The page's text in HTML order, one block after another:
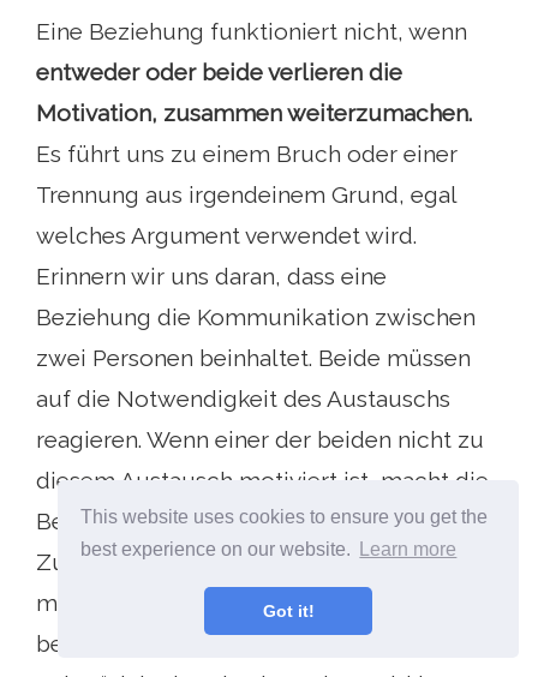
This website uses cookies to ensure you get the
best experience on our website.
Learn more
Got it!
Eine Beziehung funktioniert nicht, wenn
entweder oder beide verlieren die
Motivation, zusammen weiterzumachen.
Es führt uns zu einem Bruch oder einer
Trennung aus irgendeinem Grund, egal
welches Argument verwendet wird.
Erinnern wir uns daran, dass eine
Beziehung die Kommunikation zwischen
zwei Personen beinhaltet. Beide müssen
auf die Notwendigkeit des Austauschs
reagieren. Wenn einer der beiden nicht zu
diesem Austausch motiviert ist, macht die
Beziehung keinen Sinn mehr, keine
Zukunft mehr. Wenn einer von Ihnen nicht
mehr zusammen sein möchte, ist es
besser, die Reise separat fortzusetzen. Sagt